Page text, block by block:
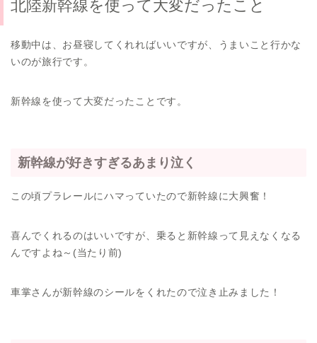
北陸新幹線を使って大変だったこと
移動中は、お昼寝してくれればいいですが、うまいこと行かな
いのが旅行です。
新幹線を使って大変だったことです。
新幹線が好きすぎるあまり泣く
この頃プラレールにハマっていたので新幹線に大興奮！
喜んでくれるのはいいですが、乗ると新幹線って見えなくなる
んですよね～(当たり前)
車掌さんが新幹線のシールをくれたので泣き止みました！